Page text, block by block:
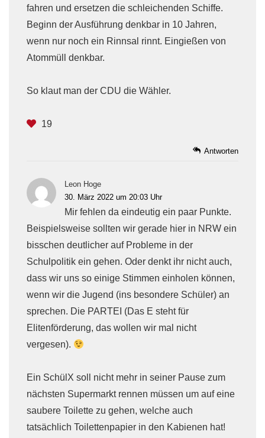
fahren und ersetzen die schleichenden Schiffe.
Beginn der Ausführung denkbar in 10 Jahren,
wenn nur noch ein Rinnsal rinnt. Eingießen von
Atommüll denkbar.
So klaut man der CDU die Wähler.
19
Antworten
Leon Hoge
30. März 2022 um 20:03 Uhr
Mir fehlen da eindeutig ein paar Punkte.
Beispielsweise sollten wir gerade hier in NRW ein
bisschen deutlicher auf Probleme in der
Schulpolitik ein gehen. Oder denkt ihr nicht auch,
dass wir uns so einige Stimmen einholen können,
wenn wir die Jugend (ins besondere Schüler) an
sprechen. Die PARTEI (Das E steht für
Elitenförderung, das wollen wir mal nicht
vergesen).
Ein SchülX soll nicht mehr in seiner Pause zum
nächsten Supermarkt rennen müssen um auf eine
saubere Toilette zu gehen, welche auch
tatsächlich Toilettenpapier in den Kabienen hat!